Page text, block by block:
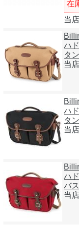
在
当
ハ
タ
当
ハ
タ
当
ハ
バ
当